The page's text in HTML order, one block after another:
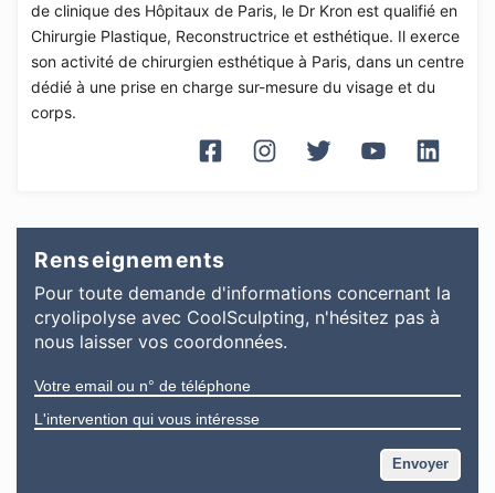
de clinique des Hôpitaux de Paris, le Dr Kron est qualifié en
Chirurgie Plastique, Reconstructrice et esthétique. Il exerce
son activité de chirurgien esthétique à Paris, dans un centre
dédié à une prise en charge sur-mesure du visage et du
corps.
Renseignements
Pour toute demande d'informations concernant la
cryolipolyse avec CoolSculpting, n'hésitez pas à
nous laisser vos coordonnées.